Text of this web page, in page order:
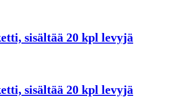
sisältää 20 kpl levyjä
sisältää 20 kpl levyjä